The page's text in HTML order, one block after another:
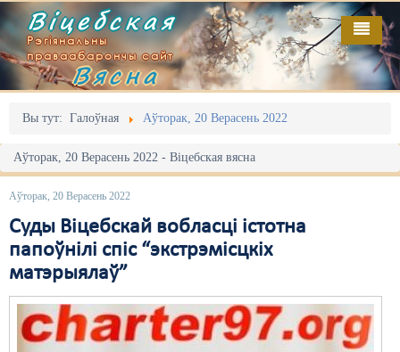
Віцебская
Рэгіянальны
праваабарончы сайт
Вясна
Вы тут: Галоўная Аўторак, 20 Верасень 2022
Аўторак, 20 Верасень 2022 - Віцебская вясна
Аўторак, 20 Верасень 2022
Суды Віцебскай вобласці істотна
папоўнілі спіс “экстрэмісцкіх
матэрыялаў”
Галоўная
Адміністрацыйны перасьлед
Акцыі
Выбары
Грамадзянскія ініцыятывы
Дзяржава
Дыскрымінацыя
Выданьні
Відэа
Пра нас
RSS